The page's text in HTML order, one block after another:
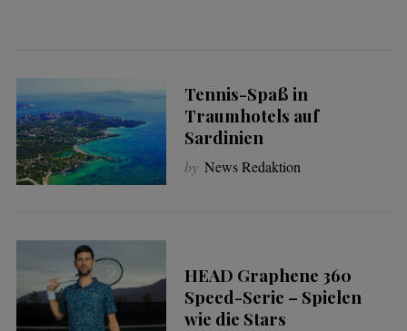
Tennis-Spaß in
Traumhotels auf
Sardinien
by News Redaktion
HEAD Graphene 360
Speed-Serie – Spielen
wie die Stars